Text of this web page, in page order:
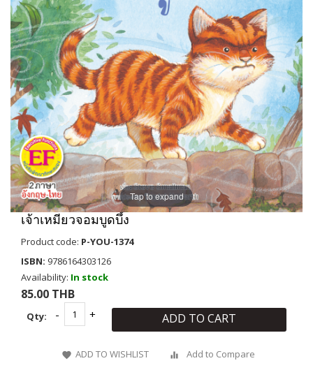
Tap to expand
เจ้าเหมียวจอมบูดบึ้ง
Product code: P-YOU-1374
ISBN: 9786164303126
Availability: In stock
85.00 THB
Qty: ADD TO CART
ADD TO WISHLIST Add to Compare